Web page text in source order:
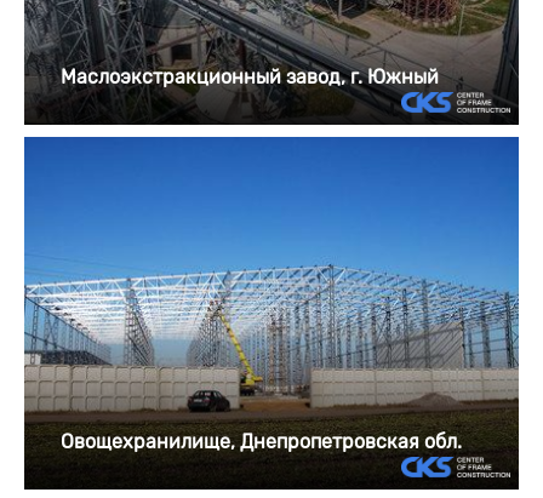
Маслоэкстракционный завод, г. Южный
Овощехранилище, Днепропетровская обл.